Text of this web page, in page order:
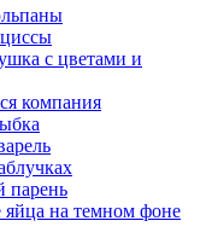
с цветами и
компания
парень
яйца на темном фоне